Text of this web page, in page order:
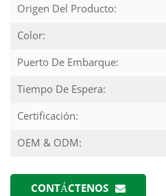
Origen Del Producto:
Color:
Puerto De Embarque:
Tiempo De Espera:
Certificación:
OEM & ODM:
CONTÁCTENOS